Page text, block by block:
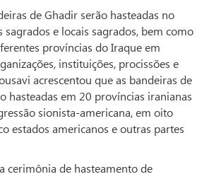
de Ghadir serão hasteadas no
e locais sagrados, bem como
províncias do Iraque em
instituições, procissões e
acrescentou que as bandeiras de
hasteadas em 20 províncias iranianas
sionista-americana, em oito
estados americanos e outras partes
cerimônia de hasteamento de